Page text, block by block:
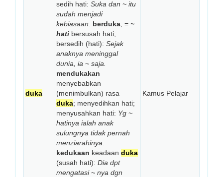
duka
sedih hati: Suka dan ~ itu
sudah menjadi
kebiasaan.
berduka , = ~
hati bersusah hati;
bersedih (hati): Sejak
anaknya meninggal
dunia, ia ~ saja.
mendukakan
menyebabkan
(menimbulkan) rasa
duka; menyedihkan hati;
menyusahkan hati: Yg ~
hatinya ialah anak
sulungnya tidak pernah
menziarahinya.
kedukaan keadaan duka
(susah hati): Dia dpt
mengatasi ~ nya dgn
Kamus Pelajar